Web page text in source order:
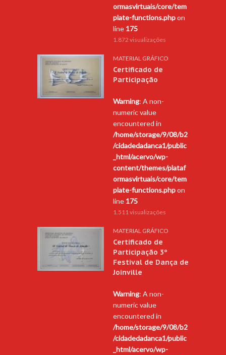
ormasvirtuais/core/tem
plate-functions.phpon
line 175
1.872 visualizações
MATERIAL GRÁFICO
Certificado de
Participação
Warning: A non-
numeric value
encountered in
/home/storage/9/08/b2
/cidadedadanca1/public
_html/acervo/wp-
content/themes/plataf
ormasvirtuais/core/tem
plate-functions.phpon
line 175
1.511 visualizações
MATERIAL GRÁFICO
Certificado de
Participação 3º
Festival de Dança de
Joinville
Warning: A non-
numeric value
encountered in
/home/storage/9/08/b2
/cidadedadanca1/public
_html/acervo/wp-